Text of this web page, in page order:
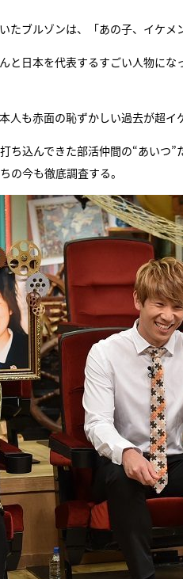
たブルゾンは、「あの子、イケ
と日本を代表するすごい人物に
人も赤面の恥ずかしい過去が超イ
ち込んできた部活仲間の“あい
の今も徹底調査する。